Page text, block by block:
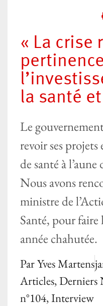
« La crise
la santé
Le
revoir ses
de santé à
Nous avons
ministre de
Santé, pour faire
année chahutée.
ParYves Martens
Articles,Derniers
n°104,Interview